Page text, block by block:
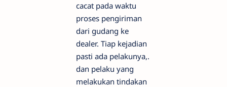
cacat pada waktu
proses pengiriman
dari gudang ke
dealer. Tiap kejadian
pasti ada pelakunya,.
dan pelaku yang
melakukan tindakan